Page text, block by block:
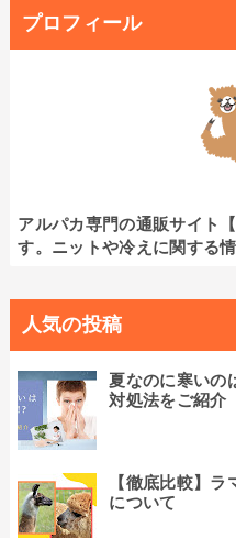
プロフィール
アルパカ専門の通販サイト
す。ニットや冷えに関する
人気の投稿
夏なのに寒いの
対処法をご紹介
【徹底比較】
について